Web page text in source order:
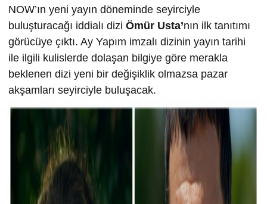
NOW’ın yeni yayın döneminde seyirciyle
buluşturacağı iddialı dizi Ömür Usta’nın ilk tanıtımı
görücüye çıktı. Ay Yapım imzalı dizinin yayın tarihi
ile ilgili kulislerde dolaşan bilgiye göre merakla
beklenen dizi yeni bir değişiklik olmazsa pazar
akşamları seyirciyle buluşacak.